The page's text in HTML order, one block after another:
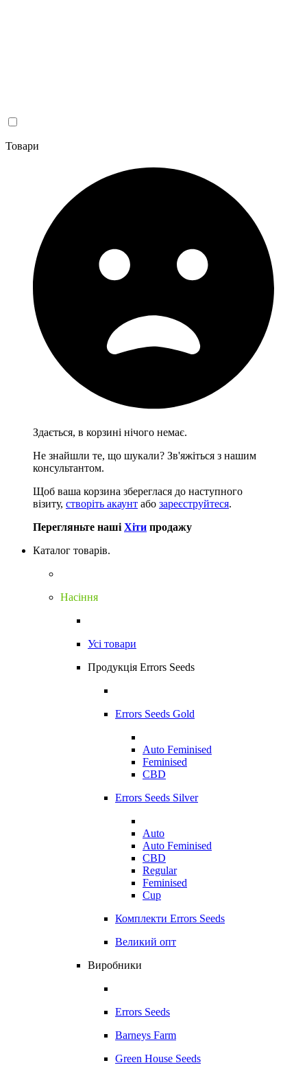
Товари
Здається, в корзині нічого немає.
Не знайшли те, що шукали? Зв'яжіться з нашим
консультантом.
Щоб ваша корзина збереглася до наступного
візиту, створіть акаунт або зареєструйтеся.
Перегляньте наші Хіти продажу
Каталог товарів.
Насіння
Усі товари
Продукція Errors Seeds
Errors Seeds Gold
Auto Feminised
Feminised
CBD
Errors Seeds Silver
Auto
Auto Feminised
CBD
Regular
Feminised
Cup
Комплекти Errors Seeds
Великий опт
Виробники
Errors Seeds
Barneys Farm
Green House Seeds